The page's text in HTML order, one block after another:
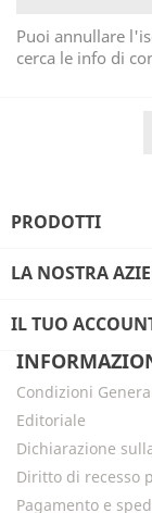
Puoi annullare
cerca le info di
PRODOTTI
LA NOSTRA
IL TUO
Condizioni
Editoriale
Dichiarazione
Diritto di recesso
Pagamento e